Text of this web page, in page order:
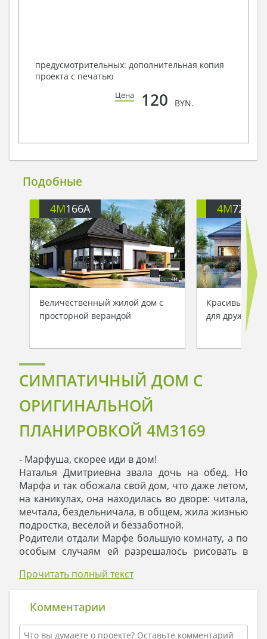
предусмотрительных: дополнительная копия
проекта с печатью
Цена 120 BYN.
Подобные
4M166A
Величественный жилой дом с
просторной верандой
4M722
Красивый
для дружной
СИМПАТИЧНЫЙ ДОМ С
ОРИГИНАЛЬНОЙ
ПЛАНИРОВКОЙ 4M3169
- Марфуша, скорее иди в дом!
Наталья Дмитриевна звала дочь на обед. Но
Марфа и так обожала свой дом, что даже летом,
на каникулах, она находилась во дворе: читала,
мечтала, бездельничала, в общем, жила жизнью
подростка, веселой и беззаботной.
Родители отдали Марфе большую комнату, а по
особым случаям ей разрешалось рисовать в
для рисования, и для танцев, и для ее подруг, но
который хотелось возвращаться. Отец хмурился,
ворчал, но не мог отказать любимой дочери в
ее просьбе. Михаил Павлович был из тех хозяев,
Прочитать полный текст
Комментарии